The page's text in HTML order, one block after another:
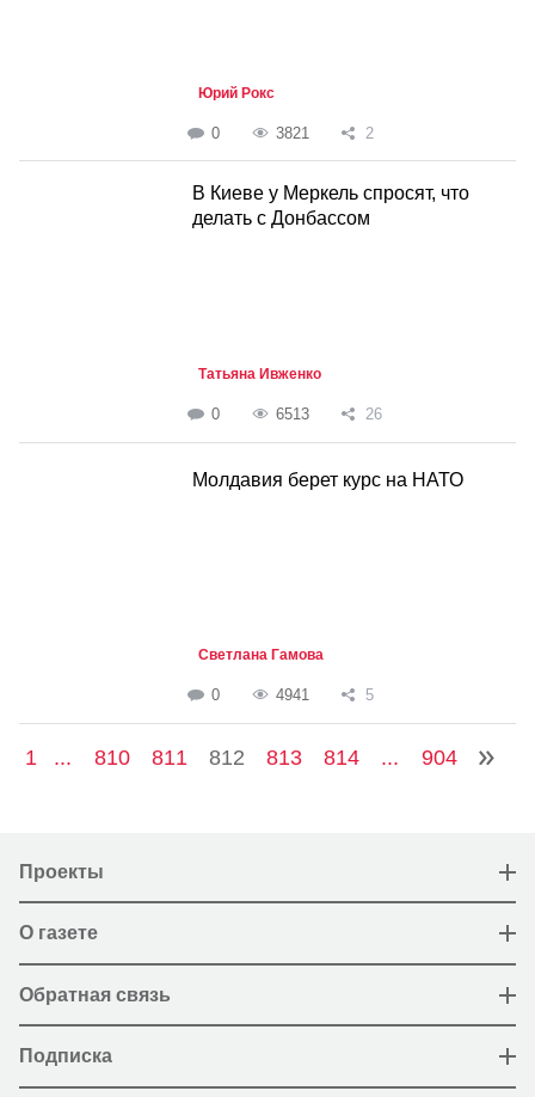
Юрий Рокс
0 3821 2
В Киеве у Меркель спросят, что
делать с Донбассом
Татьяна Ивженко
0 6513 26
Молдавия берет курс на НАТО
Светлана Гамова
0 4941 5
1 ... 810 811 812 813 814 ... 904
Проекты
О газете
Обратная связь
Подписка